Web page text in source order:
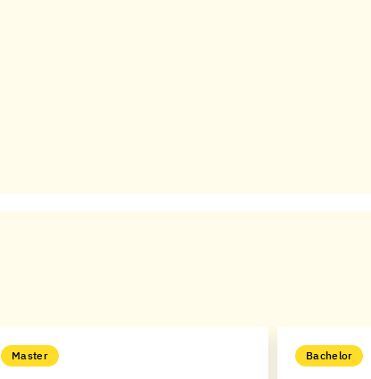
Master Bachelor